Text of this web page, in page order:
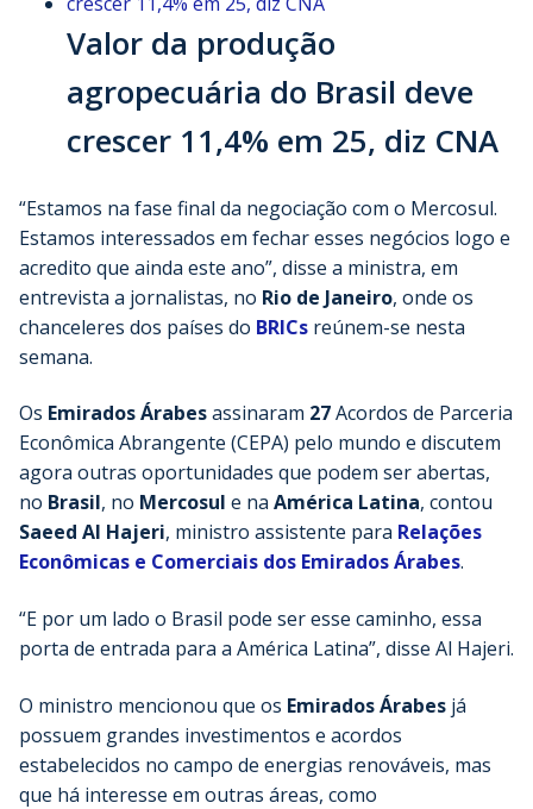
Valor da produção
agropecuária do Brasil deve
crescer 11,4% em 25, diz CNA
“Estamos na fase final da negociação com o Mercosul.
Estamos interessados em fechar esses negócios logo e
acredito que ainda este ano”, disse a ministra, em
entrevista a jornalistas, no Rio de Janeiro, onde os
chanceleres dos países do BRICs reúnem-se nesta
semana.
Os Emirados Árabesassinaram 27Acordos de Parceria
Econômica Abrangente (CEPA) pelo mundo e discutem
agora outras oportunidades que podem ser abertas,
no Brasil, no Mercosul e na América Latina, contou
Saeed Al Hajeri, ministro assistente para Relações
Econômicas e Comerciais dos Emirados Árabes.
“E por um lado o Brasil pode ser esse caminho, essa
porta de entrada para a América Latina”, disse Al Hajeri.
O ministro mencionou que os Emirados Árabes já
possuem grandes investimentos e acordos
estabelecidos no campo de energias renováveis, mas
que há interesse em outras áreas, como